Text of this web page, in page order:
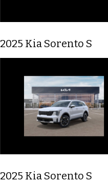
2025 Kia Sorento S
2025 Kia Sorento S